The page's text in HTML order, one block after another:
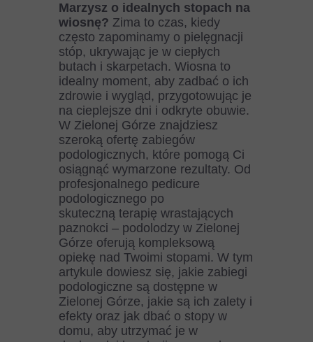
Marzysz o idealnych stopach na
wiosnę? Zima to czas, kiedy
często zapominamy o pielęgnacji
stóp, ukrywając je w ciepłych
butach i skarpetach. Wiosna to
idealny moment, aby zadbać o ich
zdrowie i wygląd, przygotowując je
na cieplejsze dni i odkryte obuwie.
W Zielonej Górze znajdziesz
szeroką ofertę zabiegów
podologicznych, które pomogą Ci
osiągnąć wymarzone rezultaty. Od
profesjonalnego pedicure
podologicznego po
skuteczną terapię wrastających
paznokci – podolodzy w Zielonej
Górze oferują kompleksową
opiekę nad Twoimi stopami. W tym
artykule dowiesz się, jakie zabiegi
podologiczne są dostępne w
Zielonej Górze, jakie są ich zalety i
efekty oraz jak dbać o stopy w
domu, aby utrzymać je w